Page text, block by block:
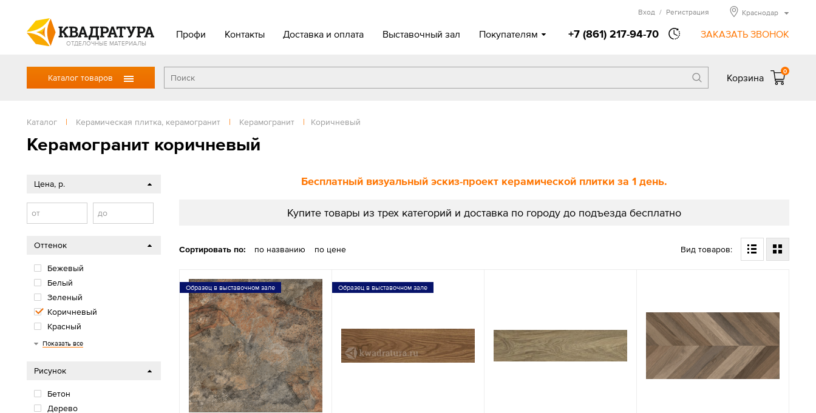
ОТДЕЛОЧНЫЕ МАТЕРИАЛЫ
Профи Контакты Доставка и оплата Выставочный зал Покупателям +7 (861) 217-94-70 ЗАКАЗАТЬ ЗВОНОК
Вход / Регистрация Краснодар
Каталог товаров Корзина
0
Каталог | Керамическая плитка, керамогранит | Керамогранит | Коричневый
Керамогранит коричневый
Бесплатный визуальный эскиз-проект керамической плитки за 1 день.
Купите товары из трех категорий и доставка по городу до подъезда бесплатно
Сортировать по: по названию по цене Вид товаров:
Образец в выставочном зале Образец в выставочном зале
Цена, р.
от до
Оттенок
Бежевый
Белый
Зеленый
Коричневый
Красный
Многоцветный
Оранжевый/желтый
Розовый/фиолетовый
Серый
Синий/голубой
Черный
Показать все
Рисунок
Бетон
Дерево